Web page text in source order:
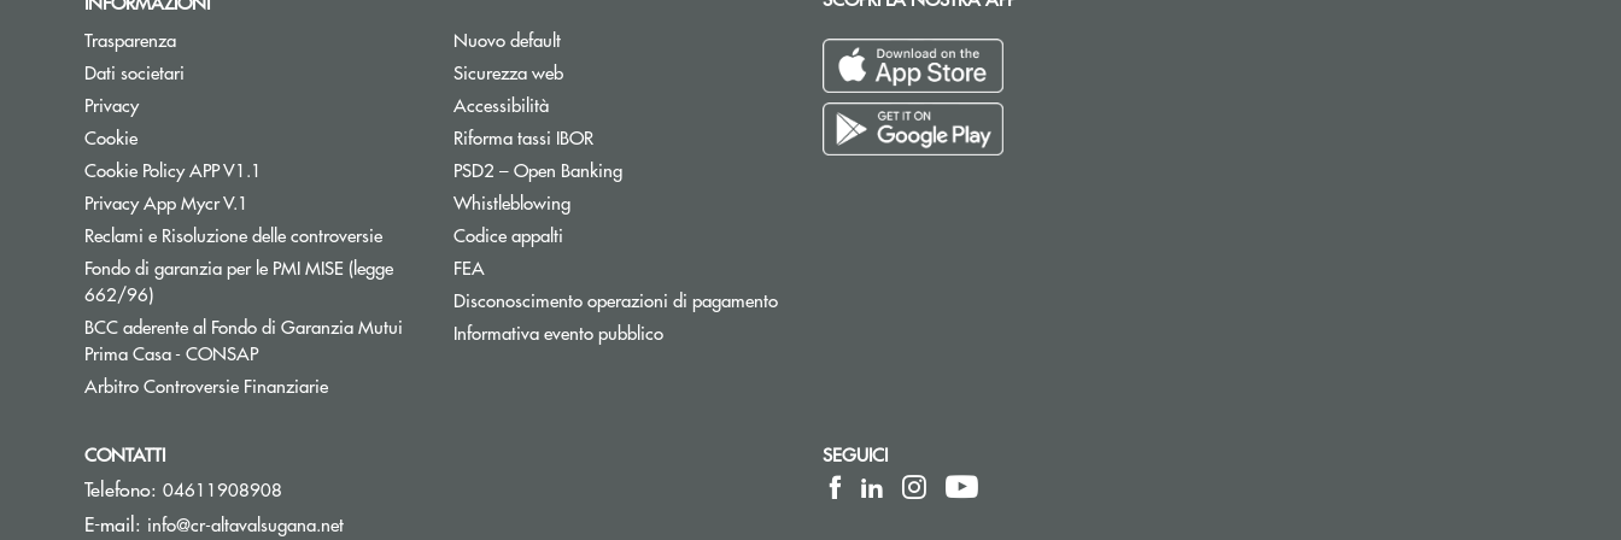
Trasparenza
Dati societari
Privacy
Cookie
Cookie Policy APP V1.1
Privacy App Mycr V.1
Reclami e Risoluzione delle controversie
Fondo di garanzia per le PMI MISE (legge
662/96)Apre una nuova finestra
BCC aderente al Fondo di Garanzia Mutui
Prima Casa - CONSAPApre una nuova finestra
Arbitro Controversie FinanziarieApre una nuova finestra
Nuovo default
Sicurezza web
Accessibilità
Riforma tassi IBOR
PSD2 – Open BankingApre una nuova finestra
Whistleblowing
Codice appalti
FEA
Disconoscimento operazioni di pagamentoApre una nuova finestra
Informativa evento pubblico
CONTATTI
Telefono: 04611908908
E-mail: info@cr-altavalsugana.net(si apre l’app di posta elettronica)
SEGUICI